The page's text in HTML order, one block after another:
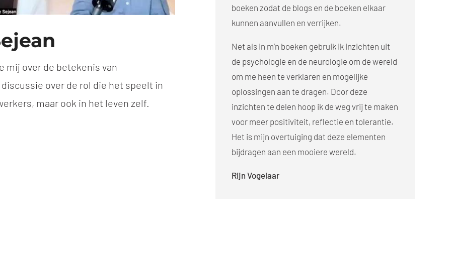
mij over de betekenis van
over de rol die het speelt in
maar ook in het leven zelf.
boeken zodat de blogs en de boeken elkaar
kunnen aanvullen en verrijken.
Net als in m’n boeken gebruik ik inzichten uit
de psychologie en de neurologie om de wereld
om me heen te verklaren en mogelijke
oplossingen aan te dragen. Door deze
inzichten te delen hoop ik de weg vrij te maken
voor meer positiviteit, reflectie en tolerantie.
Het is mijn overtuiging dat deze elementen
bijdragen aan een mooiere wereld.
Rijn Vogelaar